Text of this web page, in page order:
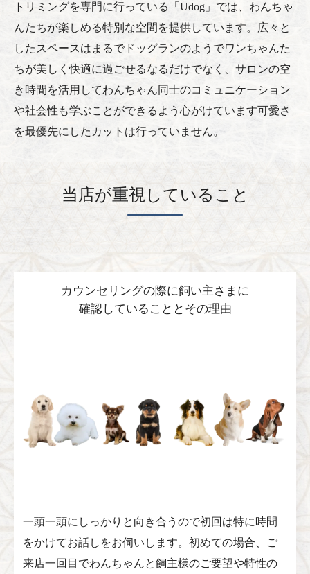
トリミングを専門に行っている「Udog」では、わんちゃ
んたちが楽しめる特別な空間を提供しています。広々と
したスペースはまるでドッグランのようでワンちゃんた
ちが美しく快適に過ごせるなるだけでなく、サロンの空
き時間を活用してわんちゃん同士のコミュニケーション
や社会性も学ぶことができるよう心がけています可愛さ
を最優先にしたカットは行っていません。
当店が重視していること
カウンセリングの際に飼い主さまに
確認していることとその理由
一頭一頭にしっかりと向き合うので初回は特に時間
をかけてお話しをお伺いします。初めての場合、ご
来店一回目でわんちゃんと飼主様のご要望や特性の